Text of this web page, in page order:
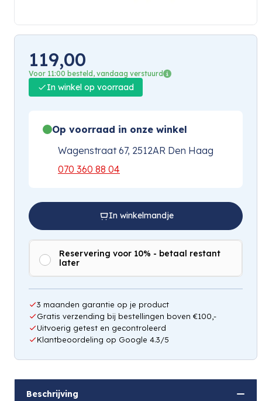
119,00
Voor 11:00 besteld, vandaag verstuurd
In winkel op voorraad
Op voorraad in onze winkel
Wagenstraat 67, 2512AR Den Haag
070 360 88 04
In winkelmandje
Reservering voor 10% - betaal restant
later
3 maanden garantie op je product
Gratis verzending bij bestellingen boven €100,-
Uitvoerig getest en gecontroleerd
Klantbeoordeling op Google 4.3/5
Beschrijving